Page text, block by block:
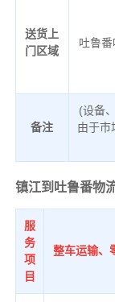
送货上
门区域
吐鲁
备注
(设备
由于市
镇江到吐鲁番物
服
务
项
目
整车运输、